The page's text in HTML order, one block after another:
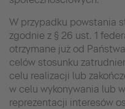
W przypadku powstania
zgodnie z § 26 ust. 1
otrzymane już od
celów stosunku
celu realizacji lub
w celu wykonywania lub
reprezentacji interesów